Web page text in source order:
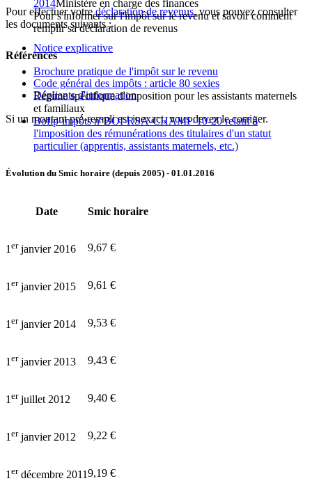
Pour effectuer votredéclaration de revenus, vous pouvez consulter
les documents suivants :
Notice explicative
Brochure pratique de l'impôt sur le revenu
Dépliants d'information
Si un montant pré-rempli est inexact, vous devez le corriger.
2014Ministère en charge des finances
Pour s'informer sur l'impôt sur le revenu et savoir comment
remplir sa déclaration de revenus
Références
Code général des impôts : article 80 sexies
Régime spécifique d'imposition pour les assistants maternels
et familiaux
Bofip-impôts n°BOI-RSA-CHAMP-10-20 relatif à
l'imposition des rémunérations des titulaires d'un statut
particulier (apprentis, assistants maternels, etc.)
Évolution du Smic horaire (depuis 2005) - 01.01.2016
Date Smic horaire
1 erjanvier 2016 9,67 €
1 erjanvier 2015 9,61 €
1 erjanvier 2014 9,53 €
1 erjanvier 2013 9,43 €
1 erjuillet 2012 9,40 €
1 erjanvier 2012 9,22 €
1 erdécembre 20119,19 €